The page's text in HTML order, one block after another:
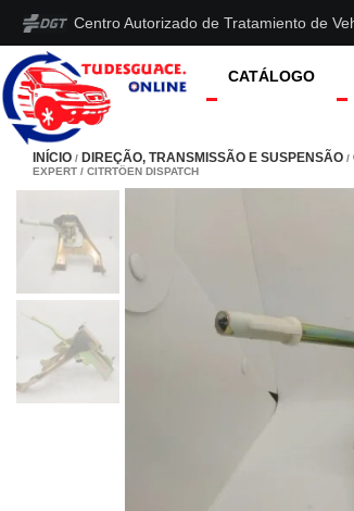
Centro Autorizado de Tratamiento de
CATÁLOGO
INÍCIO / DIREÇÃO, TRANSMISSÃO E SUSPENSÃO /
EXPERT / CITRTÖEN DISPATCH